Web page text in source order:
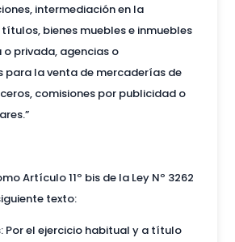
intermediación en la
bienes muebles e inmuebles
privada, agencias o
para la venta de mercaderías de
comisiones por publicidad o
Artículo 11º bis de la Ley Nº 3262
texto:
Por el ejercicio habitual y a título